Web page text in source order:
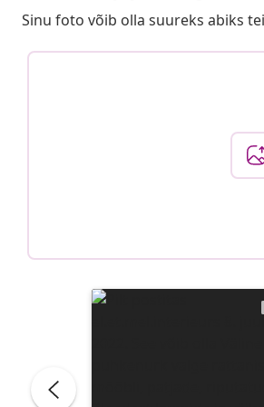
Sinu foto võib olla suureks abiks